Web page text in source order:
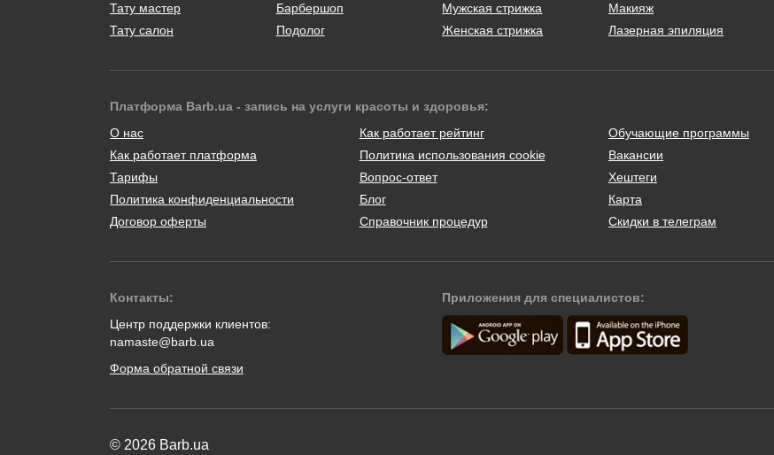
Тату мастер
Барбершоп
Тату салон
Подолог
Мужская стрижка
Женская стрижка
Макияж
Лазерная эпиляция
Платформа Barb.ua - запись на услуги красоты и здоровья:
О нас
Как работает платформа
Тарифы
Политика конфиденциальности
Договор оферты
Как работает рейтинг
Политика использования cookie
Вопрос-ответ
Блог
Справочник процедур
Обучающие программы
Вакансии
Хештеги
Карта
Скидки в телеграм
Контакты:
Центр поддержки клиентов:
namaste@barb.ua
Форма обратной связи
Приложения для специалистов:
© 2026 Barb.ua